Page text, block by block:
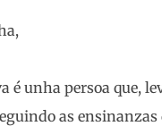
é unha persoa que,
as ensinanzas